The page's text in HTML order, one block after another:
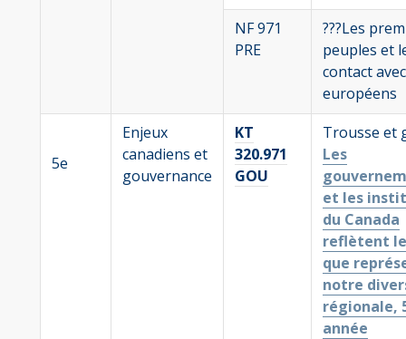
NF 971
PRE
???Les
peuples et
contact
européens
5e
Enjeux
canadiens et
gouvernance
KT
320.971
GOU
Trousse et
Les
et les
du Canada
reflètent
que
notre
régionale,
année